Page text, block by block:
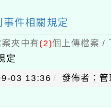
事件相關規定
夾中有(2)個上傳檔案 /
定
03 13:36 發佈者：管